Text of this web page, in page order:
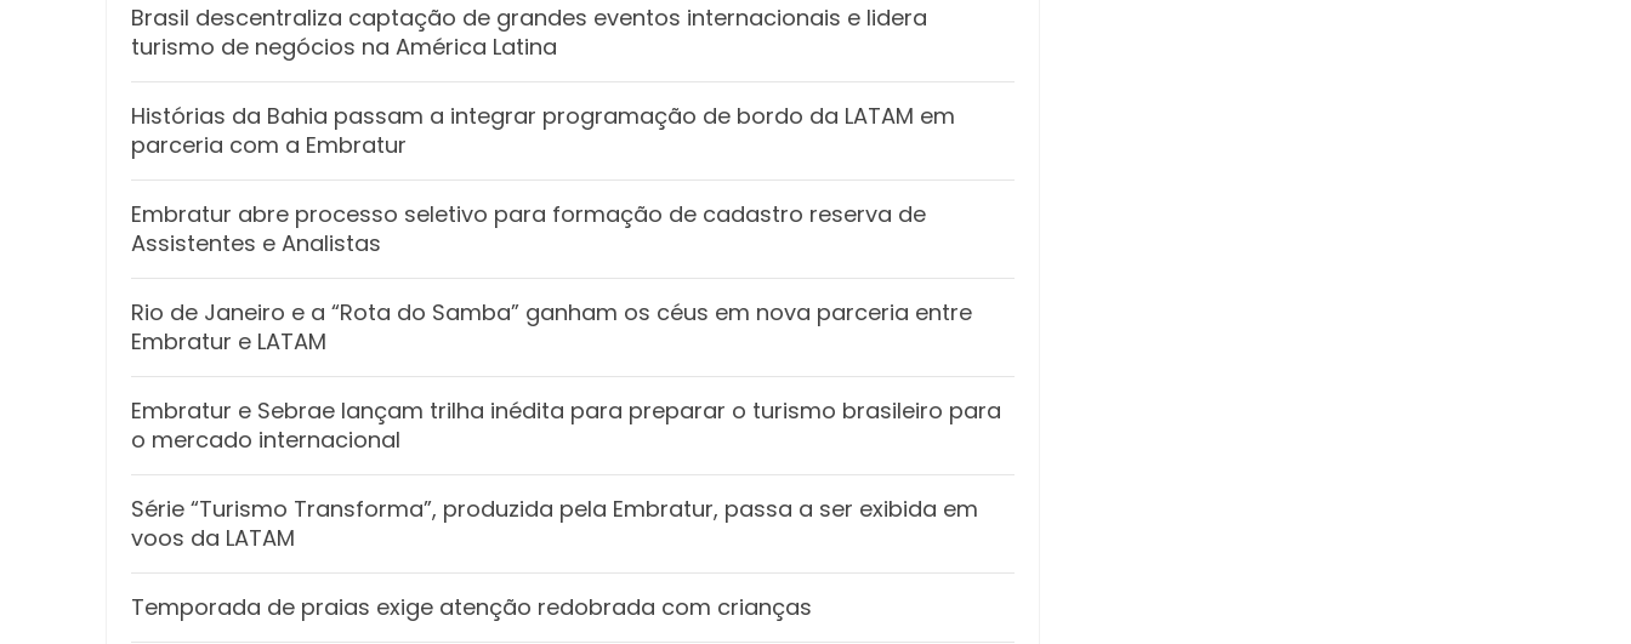
Brasil descentraliza captação de grandes eventos internacionais e lidera
turismo de negócios na América Latina
Histórias da Bahia passam a integrar programação de bordo da LATAM em
parceria com a Embratur
Embratur abre processo seletivo para formação de cadastro reserva de
Assistentes e Analistas
Rio de Janeiro e a “Rota do Samba” ganham os céus em nova parceria entre
Embratur e LATAM
Embratur e Sebrae lançam trilha inédita para preparar o turismo brasileiro para
o mercado internacional
Série “Turismo Transforma”, produzida pela Embratur, passa a ser exibida em
voos da LATAM
Temporada de praias exige atenção redobrada com crianças